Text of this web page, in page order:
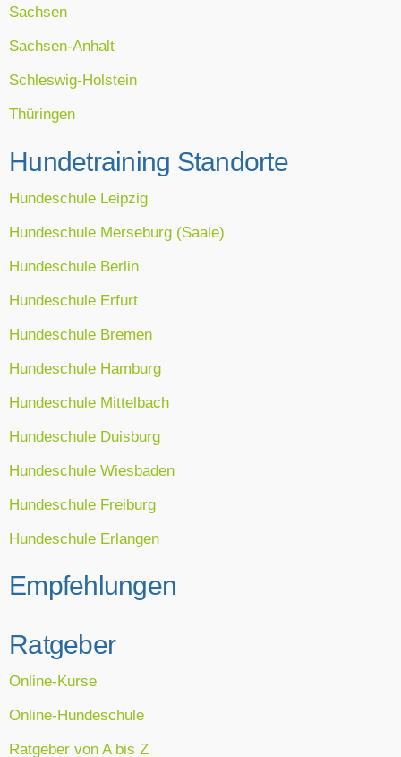
Sachsen
Sachsen-Anhalt
Schleswig-Holstein
Thüringen
Hundetraining Standorte
Hundeschule Leipzig
Hundeschule Merseburg (Saale)
Hundeschule Berlin
Hundeschule Erfurt
Hundeschule Bremen
Hundeschule Hamburg
Hundeschule Mittelbach
Hundeschule Duisburg
Hundeschule Wiesbaden
Hundeschule Freiburg
Hundeschule Erlangen
Empfehlungen
Ratgeber
Online-Kurse
Online-Hundeschule
Ratgeber von A bis Z